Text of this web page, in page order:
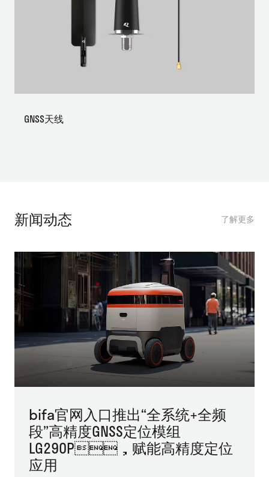
GNSS天线
新闻动态 了解更多
bifa官网入口推出“全系统+全频
段”高精度GNSS定位模组
LG290P，赋能高精度定位
应用